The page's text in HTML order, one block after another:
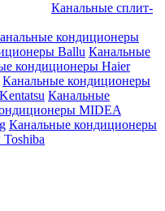
Канальные сплит-
кондиционеры
Ballu Канальные
кондиционеры Haier
Канальные кондиционеры
Канальные
MIDEA
Канальные кондиционеры